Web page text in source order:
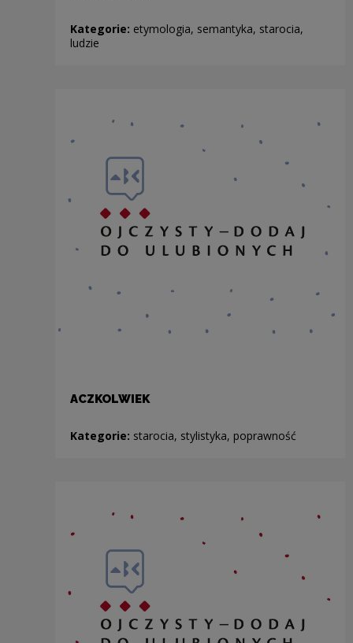
Kategorie: etymologia, semantyka, starocia,
ludzie
ACZKOLWIEK
Kategorie: starocia, stylistyka, poprawność